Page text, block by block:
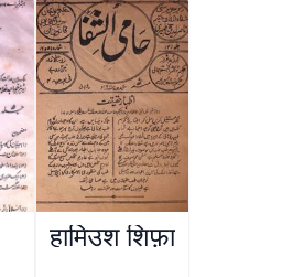
हामिउश शिफ़ा